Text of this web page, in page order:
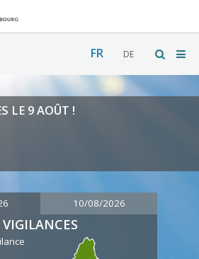
FR DE
LE 9 AOÛT !
10/08/2026
VIGILANCES